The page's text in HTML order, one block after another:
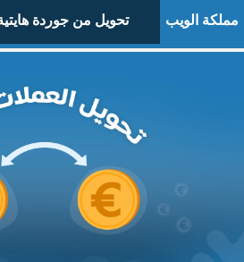
مملكة الويب تحويل من جوردة